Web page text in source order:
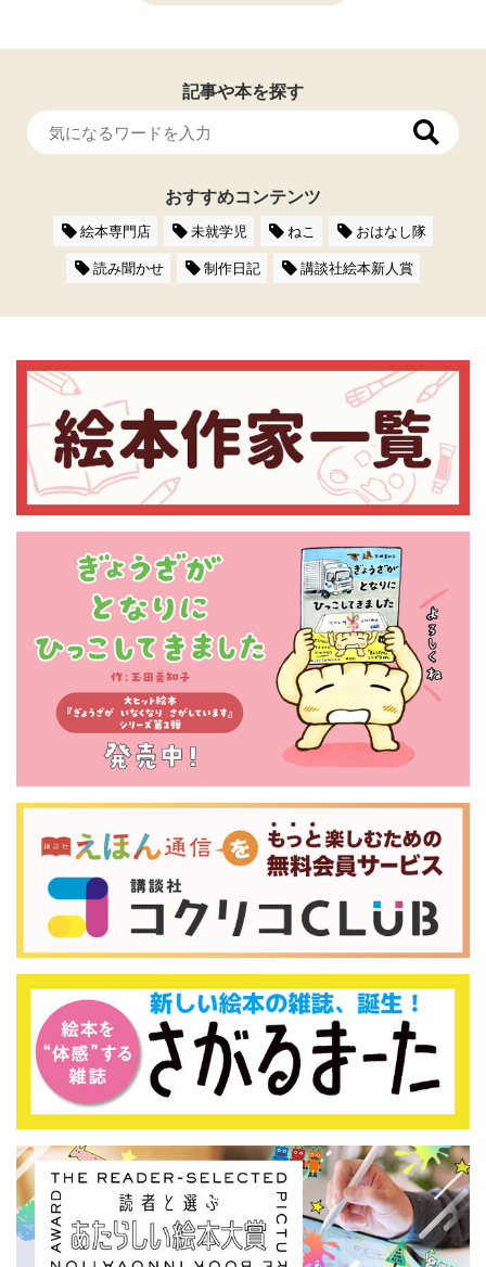
記事や本を探す
おすすめコンテンツ
絵本専門店 未就学児 ねこ
おはなし隊
読み聞かせ
制作日記 講談社絵本新人賞